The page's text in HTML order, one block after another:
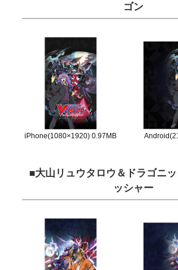
ゴン
iPhone(1080×1920) 0.97MB
■大山リュウタロウ＆ドラゴニ
ッシャー